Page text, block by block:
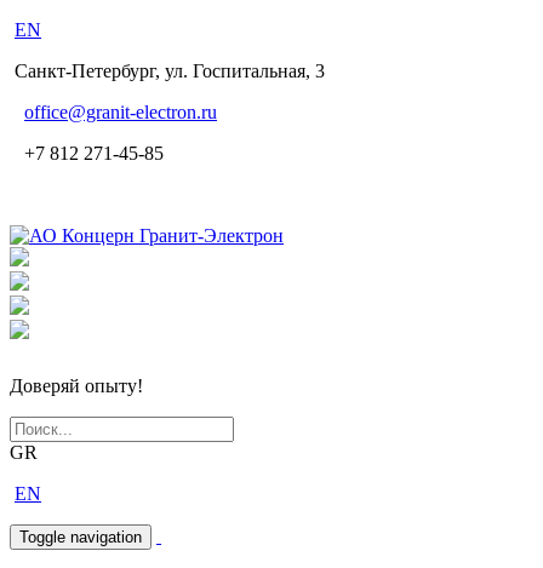
EN
Санкт-Петербург, ул. Госпитальная, 3
office@granit-electron.ru
+7 812 271-45-85
Доверяй опыту!
GR
EN
Toggle navigation